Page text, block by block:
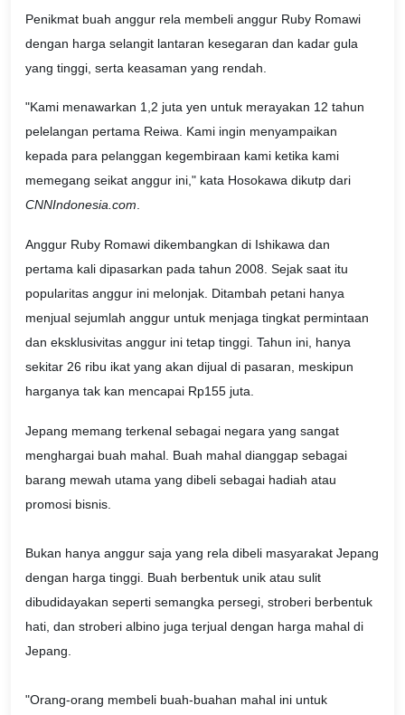
Penikmat buah anggur rela membeli anggur Ruby Romawi
dengan harga selangit lantaran kesegaran dan kadar gula
yang tinggi, serta keasaman yang rendah.
"Kami menawarkan 1,2 juta yen untuk merayakan 12 tahun
pelelangan pertama Reiwa. Kami ingin menyampaikan
kepada para pelanggan kegembiraan kami ketika kami
memegang seikat anggur ini," kata Hosokawa dikutp dari
CNNIndonesia.com.
Anggur Ruby Romawi dikembangkan di Ishikawa dan
pertama kali dipasarkan pada tahun 2008. Sejak saat itu
popularitas anggur ini melonjak. Ditambah petani hanya
menjual sejumlah anggur untuk menjaga tingkat permintaan
dan eksklusivitas anggur ini tetap tinggi. Tahun ini, hanya
sekitar 26 ribu ikat yang akan dijual di pasaran, meskipun
harganya tak kan mencapai Rp155 juta.
Jepang memang terkenal sebagai negara yang sangat
menghargai buah mahal. Buah mahal dianggap sebagai
barang mewah utama yang dibeli sebagai hadiah atau
promosi bisnis.
Bukan hanya anggur saja yang rela dibeli masyarakat Jepang
dengan harga tinggi. Buah berbentuk unik atau sulit
dibudidayakan seperti semangka persegi, stroberi berbentuk
hati, dan stroberi albino juga terjual dengan harga mahal di
Jepang.
"Orang-orang membeli buah-buahan mahal ini untuk